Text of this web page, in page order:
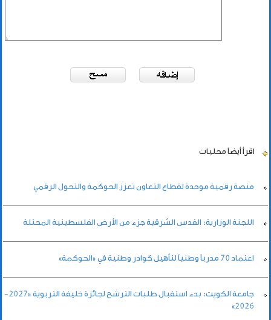
اقرأ أيضاً محليات
منصة رقمية موحدة لقطاع التعاون تعزز الحوكمة والتحول الرقمي
اللجنة الوزارية: القدس الشرقية جزء من الأرض الفلسطينية المحتلة
اعتماد 70 مدرباً وطنياً لتأهيل كوادر وطنية في «الحوكمة»
جامعة الكويت: بدء استقبال طلبات الترشح لجائزة خليفة التربوية «2027-
2026»